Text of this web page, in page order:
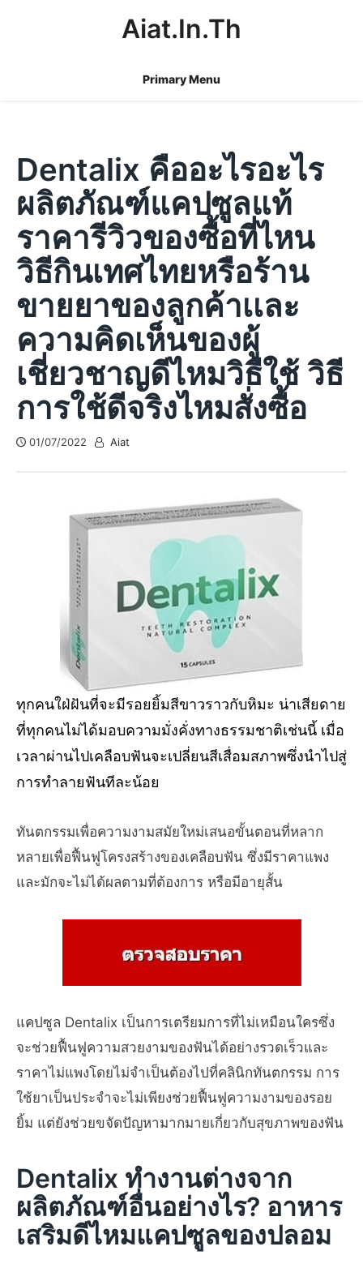
Aiat.in.th
Primary Menu
Dentalix คืออะไรอะไร
ผลิตภัณฑ์แคปซูลแท้
ราคารีวิวของซื้อที่ไหน
วิธีกินเทศไทยหรือร้าน
ขายยาของลูกค้าเเละ
ความคิดเห็นของผู้
เชี่ยวชาญดีไหมวิธีใช้ วิธี
การใช้ดีจริงไหมสั่งซื้อ
01/07/2022 Aiat
ทุกคนใฝ่ฝันที่จะมีรอยยิ้มสีขาวราวกับหิมะ น่าเสียดาย
ที่ทุกคนไม่ได้มอบความมั่งคั่งทางธรรมชาติเช่นนี้ เมื่อ
เวลาผ่านไปเคลือบฟันจะเปลี่ยนสีเสื่อมสภาพซึ่งนำไปสู่
การทำลายฟันทีละน้อย
ทันตกรรมเพื่อความงามสมัยใหม่เสนอขั้นตอนที่หลาก
หลายเพื่อฟื้นฟูโครงสร้างของเคลือบฟัน ซึ่งมีราคาแพง
และมักจะไม่ได้ผลตามที่ต้องการ หรือมีอายุสั้น
แคปซูล Dentalix เป็นการเตรียมการที่ไม่เหมือนใครซึ่ง
จะช่วยฟื้นฟูความสวยงามของฟันได้อย่างรวดเร็วและ
ราคาไม่แพงโดยไม่จำเป็นต้องไปที่คลินิกทันตกรรม การ
ใช้ยาเป็นประจำจะไม่เพียงช่วยฟื้นฟูความงามของรอย
ยิ้ม แต่ยังช่วยขจัดปัญหามากมายเกี่ยวกับสุขภาพของฟัน
Dentalix ทำงานต่างจาก
ผลิตภัณฑ์อื่นอย่างไร? อาหาร
เสริมดีไหมแคปซูลของปลอม